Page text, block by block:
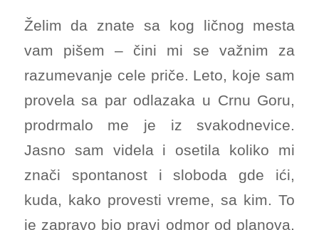
Želim da znate sa kog ličnog mesta
vam pišem – čini mi se važnim za
razumevanje cele priče. Leto, koje sam
provela sa par odlazaka u Crnu Goru,
prodrmalo me je iz svakodnevice.
Jasno sam videla i osetila koliko mi
znači spontanost i sloboda gde ići,
kuda, kako provesti vreme, sa kim. To
je zapravo bio pravi odmor od planova,